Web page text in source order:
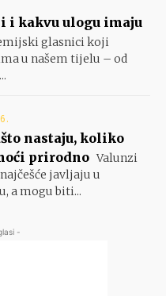
i kakvu ulogu imaju
glasnici koji
u našem tijelu – od
nastaju, koliko
prirodno Valunzi
javljaju u
a mogu biti...
-